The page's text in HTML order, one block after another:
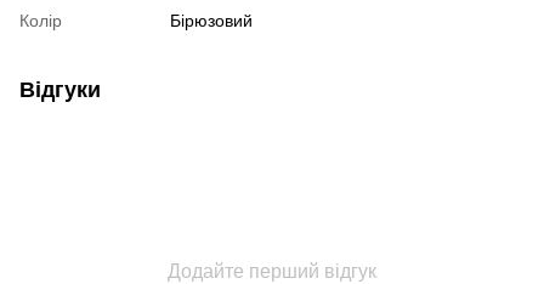
Колір Бірюзовий
Відгуки
Додайте перший відгук